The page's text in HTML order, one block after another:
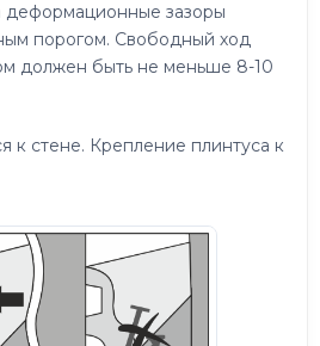
деформационные зазоры
порогом. Свободный ход
должен быть не меньше 8-10
к стене. Крепление плинтуса к